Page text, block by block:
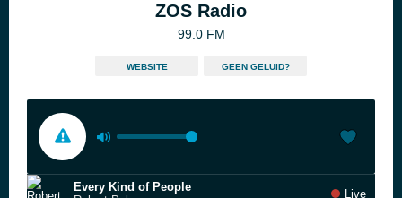
ZOS Radio
99.0 FM
WEBSITE GEEN GELUID?
Every Kind of People
Live